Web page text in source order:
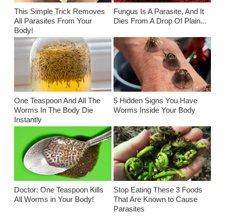
This Simple Trick Removes
All Parasites From Your
Body!
Fungus Is A Parasite, And It
Dies From A Drop Of Plain...
One Teaspoon And All The
Worms In The Body Die
Instantly
5 Hidden Signs You Have
Worms Inside Your Body
Doctor: One Teaspoon Kills
All Worms in Your Body!
Stop Eating These 3 Foods
That Are Known to Cause
Parasites